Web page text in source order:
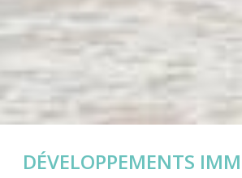
DÉVELOPPEMENTS